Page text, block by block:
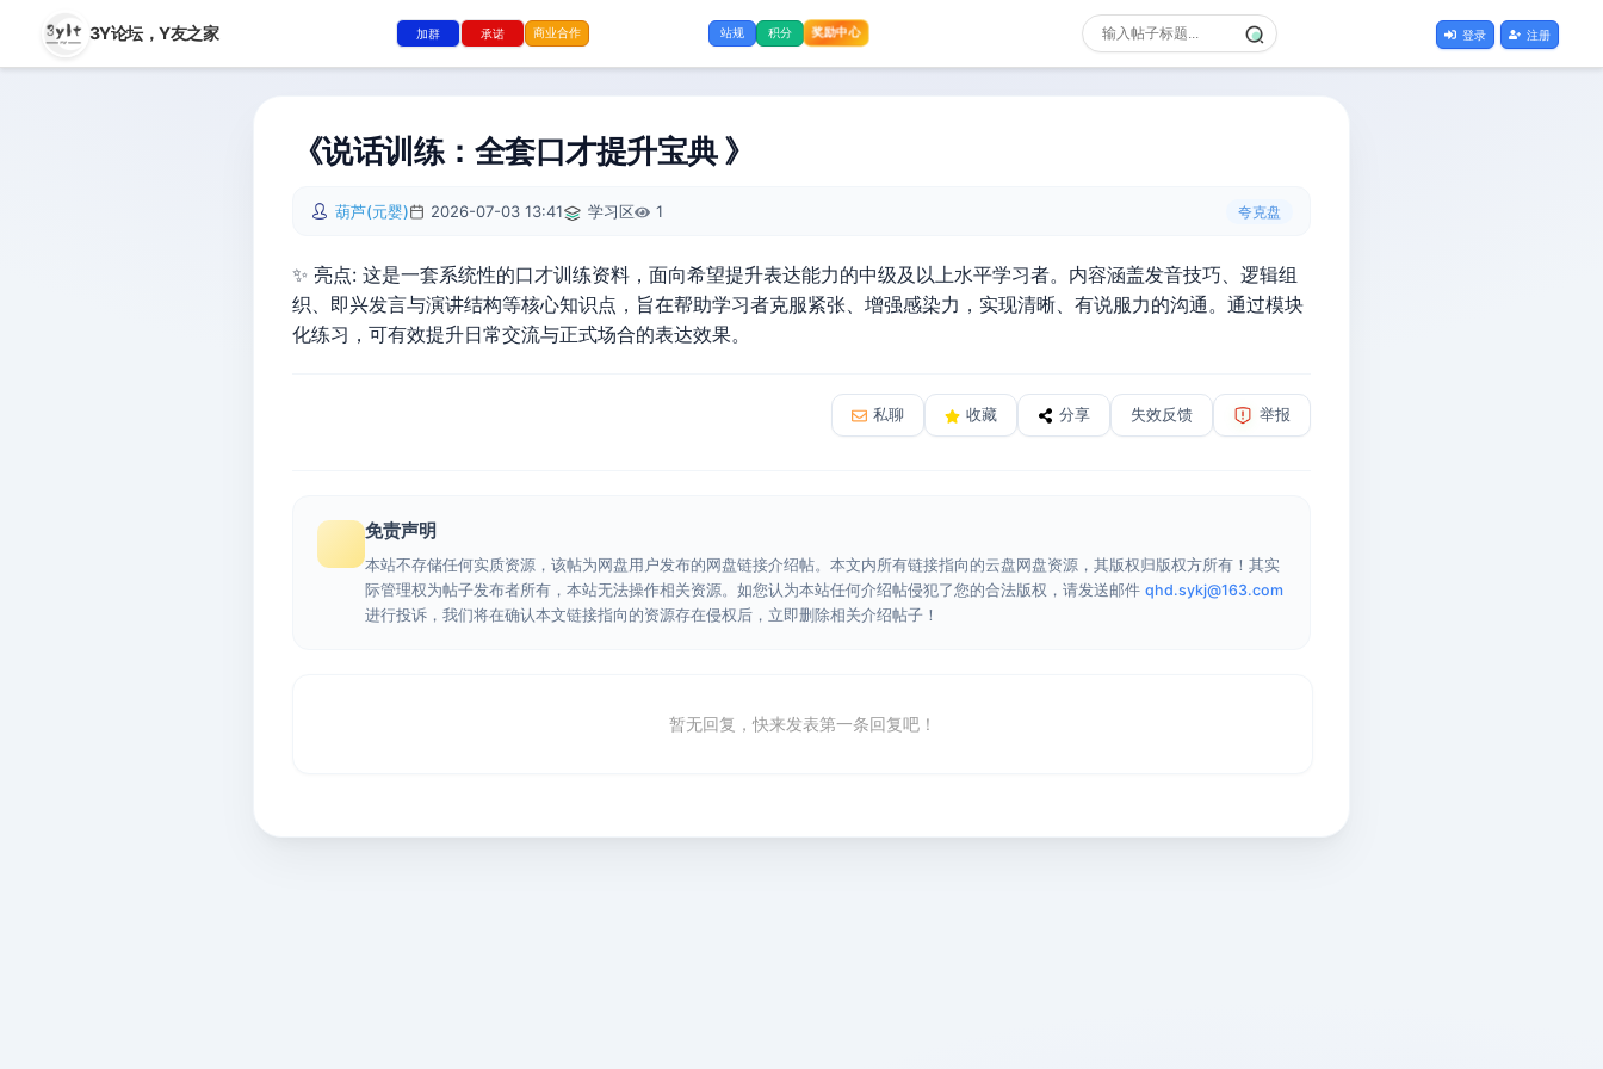
3Y论坛，Y友之家 加群 承诺 商业合作 站规 积分 奖励中心 登录 注册
《说话训练：全套口才提升宝典 》
葫芦(元婴) 2026-07-03 13:41 学习区 1 夸克盘
✨ 亮点: 这是一套系统性的口才训练资料，面向希望提升表达能力的中级及以上水平学习者。内容涵盖发音技巧、逻辑组
织、即兴发言与演讲结构等核心知识点，旨在帮助学习者克服紧张、增强感染力，实现清晰、有说服力的沟通。通过模块
化练习，可有效提升日常交流与正式场合的表达效果。
私聊 收藏 分享 失效反馈 举报
免责声明
本站不存储任何实质资源，该帖为网盘用户发布的网盘链接介绍帖。本文内所有链接指向的云盘网盘资源，其版权归版权方所有！其实
际管理权为帖子发布者所有，本站无法操作相关资源。如您认为本站任何介绍帖侵犯了您的合法版权，请发送邮件 qhd.sykj@163.com
进行投诉，我们将在确认本文链接指向的资源存在侵权后，立即删除相关介绍帖子！
暂无回复，快来发表第一条回复吧！